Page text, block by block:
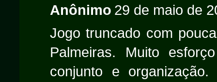
Anônimo 29 de maio de
Jogo truncado com
Palmeiras. Muito
conjunto e